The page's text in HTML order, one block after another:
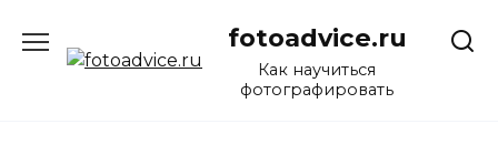
содержанию
fotoadvice.ru
Как научиться
фотографировать